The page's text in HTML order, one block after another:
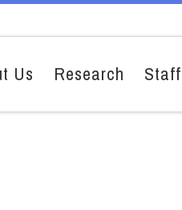
Us Research Staff